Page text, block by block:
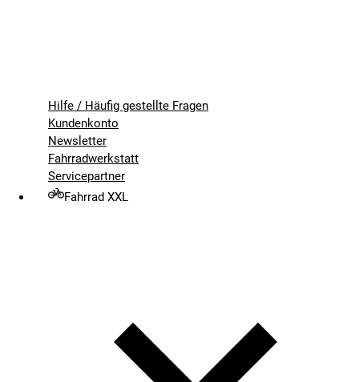
Hilfe / Häufig gestellte Fragen
Kundenkonto
Newsletter
Fahrradwerkstatt
Servicepartner
Fahrrad XXL